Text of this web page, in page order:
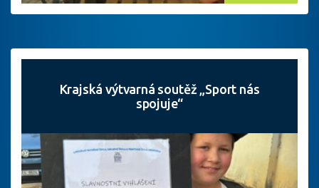
Krajská výtvarná soutěž „Sport nás
spojuje“